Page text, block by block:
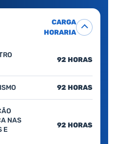
CARGA
HORARIA
92 HORAS
92 HORAS
NAS
E
92 HORAS